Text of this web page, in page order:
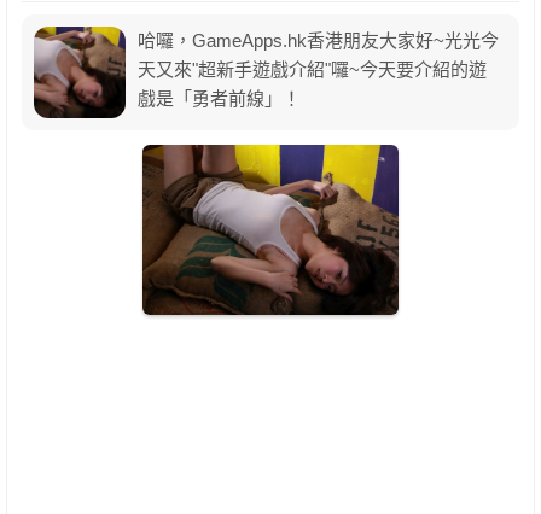
哈囉，GameApps.hk香港朋友大家好~光光今
天又來"超新手遊戲介紹"囉~今天要介紹的遊
戲是「勇者前線」！